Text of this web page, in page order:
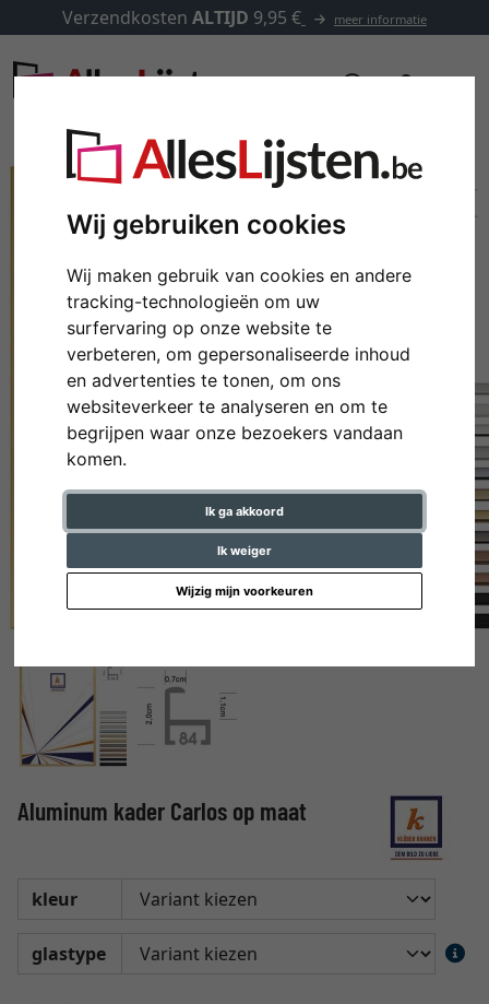
Wij gebruiken cookies
Wij maken gebruik van cookies en andere
tracking-technologieën om uw
surfervaring op onze website te
verbeteren, om gepersonaliseerde inhoud
en advertenties te tonen, om ons
websiteverkeer te analyseren en om te
begrijpen waar onze bezoekers vandaan
komen.
Ik ga akkoord
Ik weiger
Wijzig mijn voorkeuren
Verzendkosten ALTIJD 9,95 € meer informatie
Terug
Aluminum kader Carlos op maat
kleur
glastype